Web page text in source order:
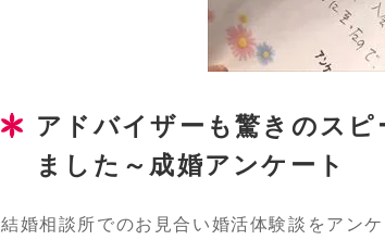
アドバイザーも驚きのス
ました～成婚アンケート
結婚相談所でのお見合い婚活体験談をアン